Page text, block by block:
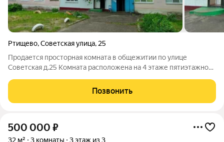
Ртищево,Советская улица, 25
Продается просторная комната в общежитии по улице
Советская д.25 Комната расположена на 4 этаже пятиэтажного
Установлена новая металлическая дверь. Окно ПВХ. Места
общего пользования в хорошем
Позвонить
500 000 ₽
32 м² 3 комнаты 3 этаж из 3